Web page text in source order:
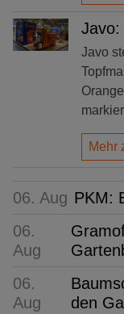
Javo
Mehr
06. Aug PKM:
06.
Aug
06.
Aug
den